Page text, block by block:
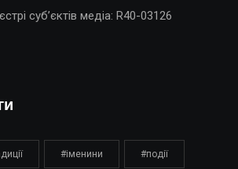
суб’єктів медіа: R40-03126
#іменини #події